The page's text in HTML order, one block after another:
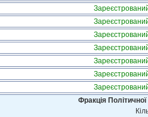
Фракція